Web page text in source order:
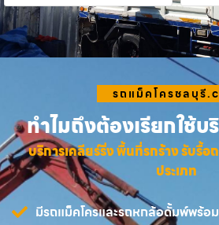
รถแม็คโครชลบุรี
ทำไมถึงต้องเรียกใช้บ
บริการเคลียร์ริ่ง พื้นที่รกร้าง รับรื้
ประเภท
มีรถแม็คโครและรถหกล้อดั้มพ์พร้